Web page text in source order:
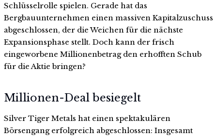
Schlüsselrolle spielen. Gerade hat das
Bergbauunternehmen einen massiven Kapitalzuschuss
abgeschlossen, der die Weichen für die nächste
Expansionsphase stellt. Doch kann der frisch
eingeworbene Millionenbetrag den erhofften Schub
für die Aktie bringen?
Millionen-Deal besiegelt
Silver Tiger Metals hat einen spektakulären
Börsengang erfolgreich abgeschlossen: Insgesamt